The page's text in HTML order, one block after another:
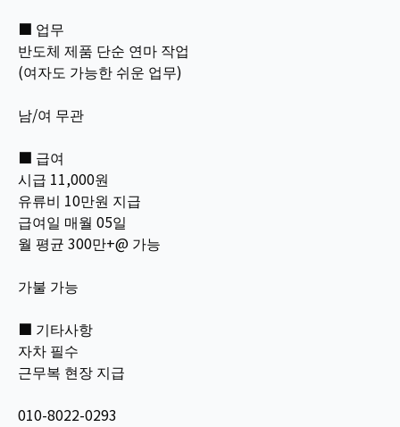
■ 업무
반도체 제품 단순 연마 작업
(여자도 가능한 쉬운 업무)
남/여 무관
■ 급여
시급 11,000원
유류비 10만원 지급
급여일 매월 05일
월 평균 300만+@ 가능
가불 가능
■ 기타사항
자차 필수
근무복 현장 지급
010-8022-0293